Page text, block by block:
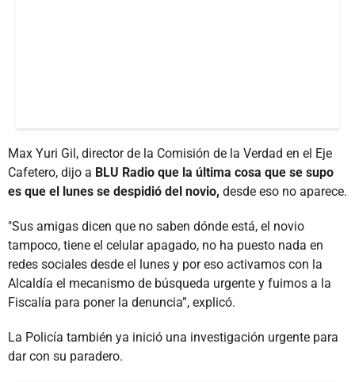
Max Yuri Gil, director de la Comisión de la Verdad en el Eje
Cafetero, dijo a BLU Radio que la última cosa que se supo
es que el lunes se despidió del novio, desde eso no aparece.
"Sus amigas dicen que no saben dónde está, el novio
tampoco, tiene el celular apagado, no ha puesto nada en
redes sociales desde el lunes y por eso activamos con la
Alcaldía el mecanismo de búsqueda urgente y fuimos a la
Fiscalía para poner la denuncia”, explicó.
La Policía también ya inició una investigación urgente para
dar con su paradero.